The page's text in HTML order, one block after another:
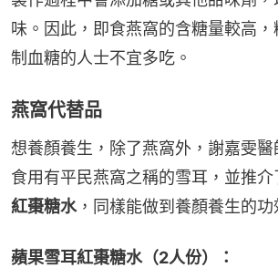
味。因此，即食燕窩的含糖量較高
制血糖的人士不宜多吃。
燕窩代替品
想養顏養生，除了燕窩外，謝嘉雯醫
食用有平民燕窩之稱的雪耳，並推介
紅棗糖水，同樣能做到養顏養生的功
蘋果雪耳紅棗糖水（2人份）：